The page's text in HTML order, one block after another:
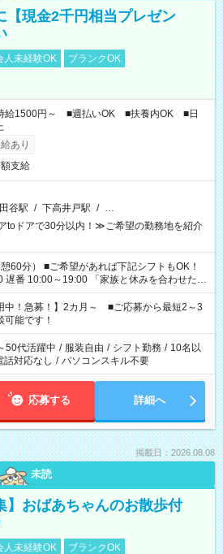
【現金2千円相当プレゼン
人未経験OK
ブランクOK
給1500円～ ■週払いOK ■扶養内OK ■日
あり
支給
谷駅 / 下高井戸駅 / …
toドアで30分以内！≫ご希望の勤務地を紹介
下記シフトもOK！
19:00 「家族と休みを合わせた
て夕飯の準備がしたい」 「できれば残業はし
望を教えてくださいね。 ※Wワーク希望
仕事で希望する勤務時間と、もう1つのお仕事
で週40時間を超える場合は応募できません。
中！急募！】2カ月～ ■ご応募から最短2～3
可能です！
50代活躍中 / 服装自由 / シフト勤務 / 10名以
話対応なし / パソコンスキル不要
応募する 詳細へ
掲載日：2026.08.08
未読
】おばあちゃんのお散歩付
人未経験OK
ブランクOK